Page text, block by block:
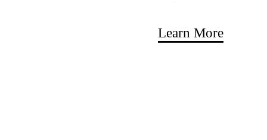
Learn More